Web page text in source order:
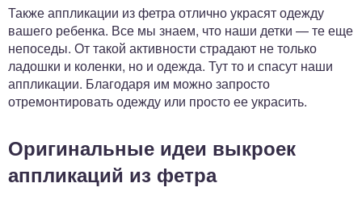
Также аппликации из фетра отлично украсят одежду
вашего ребенка. Все мы знаем, что наши детки — те еще
непоседы. От такой активности страдают не только
ладошки и коленки, но и одежда. Тут то и спасут наши
аппликации. Благодаря им можно запросто
отремонтировать одежду или просто ее украсить.
Оригинальные идеи выкроек
аппликаций из фетра